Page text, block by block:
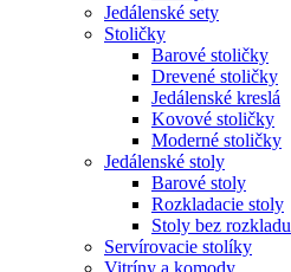
Jedálenské sety
Stoličky
Barové stoličky
Drevené stoličky
Jedálenské kreslá
Kovové stoličky
Moderné stoličky
Jedálenské stoly
Barové stoly
Rozkladacie stoly
Stoly bez rozkladu
Servírovacie stolíky
Vitríny a komody